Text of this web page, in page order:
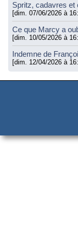
Spritz, cadavres et
[dim. 07/06/2026 à
Ce que Marcy a
[dim. 10/05/2026 à
Indemne de
[dim. 12/04/2026 à